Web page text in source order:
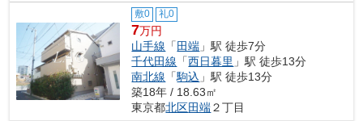
敷0 礼0
7万円
山手線 「 田端 」駅 徒歩7分
千代田線 「西日暮里 」駅 徒歩13分
南北線 「駒込 」駅 徒歩13分
築18年 / 18.63㎡
東京都北区田端２丁目